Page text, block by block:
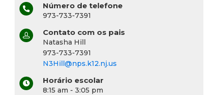
Número de telefone
973-733-7391
Contato com os pais
Natasha Hill
973-733-7391
N3Hill@nps.k12.nj.us
Horário escolar
8:15 am - 3:05 pm